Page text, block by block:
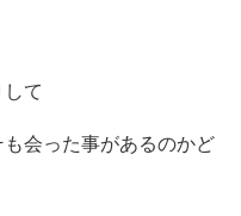
て
会った事があるのかど